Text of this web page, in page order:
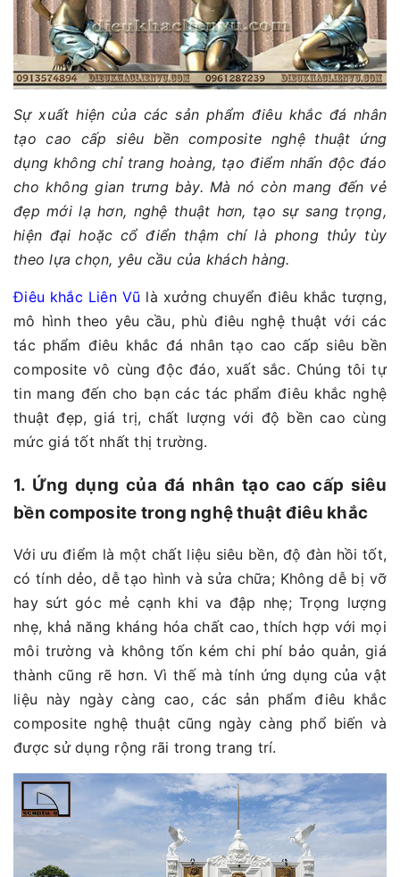
Sự xuất hiện của các sản phẩm điêu khắc đá nhân
tạo cao cấp siêu bền composite nghệ thuật ứng
dụng không chỉ trang hoàng, tạo điểm nhấn độc đáo
cho không gian trưng bày. Mà nó còn mang đến vẻ
đẹp mới lạ hơn, nghệ thuật hơn, tạo sự sang trọng,
hiện đại hoặc cổ điển thậm chí là phong thủy tùy
theo lựa chọn, yêu cầu của khách hàng.
Điêu khắc Liên Vũ là xưởng chuyển điêu khắc tượng,
mô hình theo yêu cầu, phù điêu nghệ thuật với các
tác phẩm điêu khắc đá nhân tạo cao cấp siêu bền
composite vô cùng độc đáo, xuất sắc. Chúng tôi tự
tin mang đến cho bạn các tác phẩm điêu khắc nghệ
thuật đẹp, giá trị, chất lượng với độ bền cao cùng
mức giá tốt nhất thị trường.
1. Ứng dụng của đá nhân tạo cao cấp siêu
bền composite trong nghệ thuật điêu khắc
Với ưu điểm là một chất liệu siêu bền, độ đàn hồi tốt,
có tính dẻo, dễ tạo hình và sửa chữa; Không dễ bị vỡ
hay sứt góc mẻ cạnh khi va đập nhẹ; Trọng lượng
nhẹ, khả năng kháng hóa chất cao, thích hợp với mọi
môi trường và không tốn kém chi phí bảo quản, giá
thành cũng rẽ hơn. Vì thế mà tính ứng dụng của vật
liệu này ngày càng cao, các sản phẩm điêu khắc
composite nghệ thuật cũng ngày càng phổ biến và
được sử dụng rộng rãi trong trang trí.